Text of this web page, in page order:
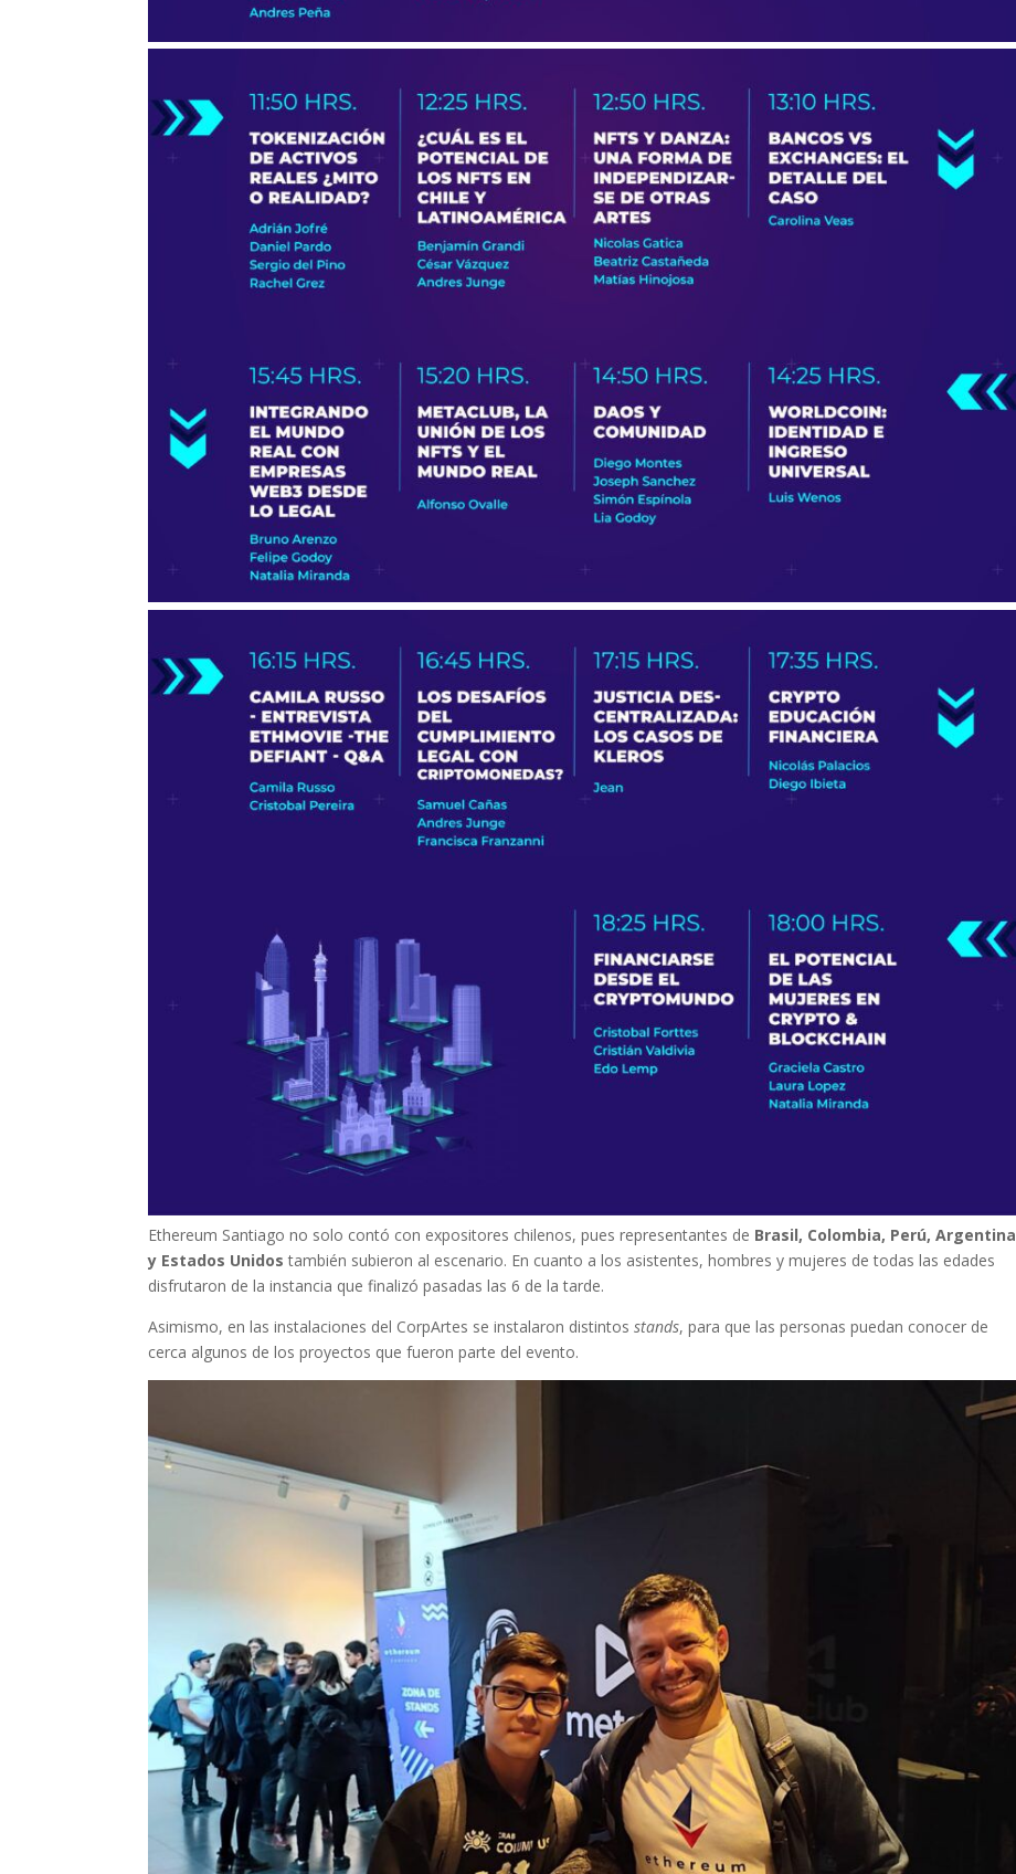
Ethereum Santiago no solo contó con expositores chilenos, pues representantes de Brasil, Colombia, Perú, Argentina
y Estados Unidos también subieron al escenario. En cuanto a los asistentes, hombres y mujeres de todas las edades
disfrutaron de la instancia que finalizó pasadas las 6 de la tarde.
Asimismo, en las instalaciones del CorpArtes se instalaron distintosstands, para que las personas puedan conocer de
cerca algunos de los proyectos que fueron parte del evento.